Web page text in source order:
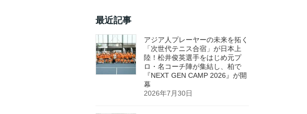
最近記事
アジア人プレーヤーの未来を拓く
「次世代テニス合宿」が日本上
陸！松井俊英選手をはじめ元プ
ロ・名コーチ陣が集結し、柏で
『NEXT GEN CAMP 2026』が開
幕
2026年7月30日